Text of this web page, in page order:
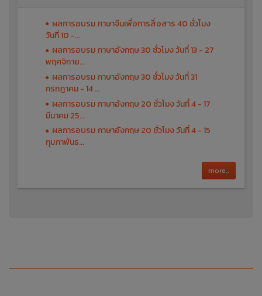
ผลการอบรม ภาษาจีนเพื่อการสื่อสาร 40 ชั่วโมง
วันที่ 10 -...
ผลการอบรม ภาษาอังกฤษ 30 ชั่วโมง วันที่ 13 - 27
พฤศจิกาย...
ผลการอบรม ภาษาอังกฤษ 30 ชั่วโมง วันที่ 31
กรกฎาคม - 14 ...
ผลการอบรม ภาษาอังกฤษ 20 ชั่วโมง วันที่ 4 - 17
มีนาคม 25...
ผลการอบรม ภาษาอังกฤษ 20 ชั่วโมง วันที่ 4 - 15
กุมภาพันธ...
more..